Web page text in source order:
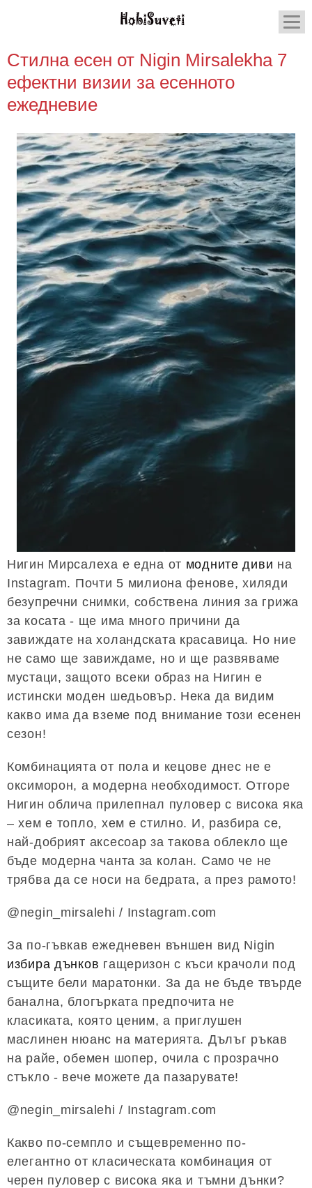
Стилна есен от Nigin Mirsalekha 7
ефектни визии за есенното
ежедневие
Нигин Мирсалеха е една от модните диви на
Instagram. Почти 5 милиона фенове, хиляди
безупречни снимки, собствена линия за грижа
за косата - ще има много причини да
завиждате на холандската красавица. Но ние
не само ще завиждаме, но и ще развяваме
мустаци, защото всеки образ на Нигин е
истински моден шедьовър. Нека да видим
какво има да вземе под внимание този есенен
сезон!
Комбинацията от пола и кецове днес не е
оксиморон, а модерна необходимост. Отгоре
Нигин облича прилепнал пуловер с висока яка
– хем е топло, хем е стилно. И, разбира се,
най-добрият аксесоар за такова облекло ще
бъде модерна чанта за колан. Само че не
трябва да се носи на бедрата, а през рамото!
@negin_mirsalehi / Instagram.com
За по-гъвкав ежедневен външен вид Nigin
избира дънков гащеризон с къси крачоли под
същите бели маратонки. За да не бъде твърде
банална, блогърката предпочита не
класиката, която ценим, а приглушен
маслинен нюанс на материята. Дълъг ръкав
на райе, обемен шопер, очила с прозрачно
стъкло - вече можете да пазарувате!
@negin_mirsalehi / Instagram.com
Какво по-семпло и същевременно по-
елегантно от класическата комбинация от
черен пуловер с висока яка и тъмни дънки?